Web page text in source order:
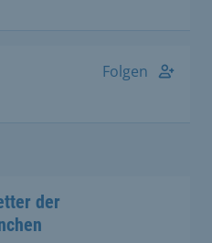
Folgen
der